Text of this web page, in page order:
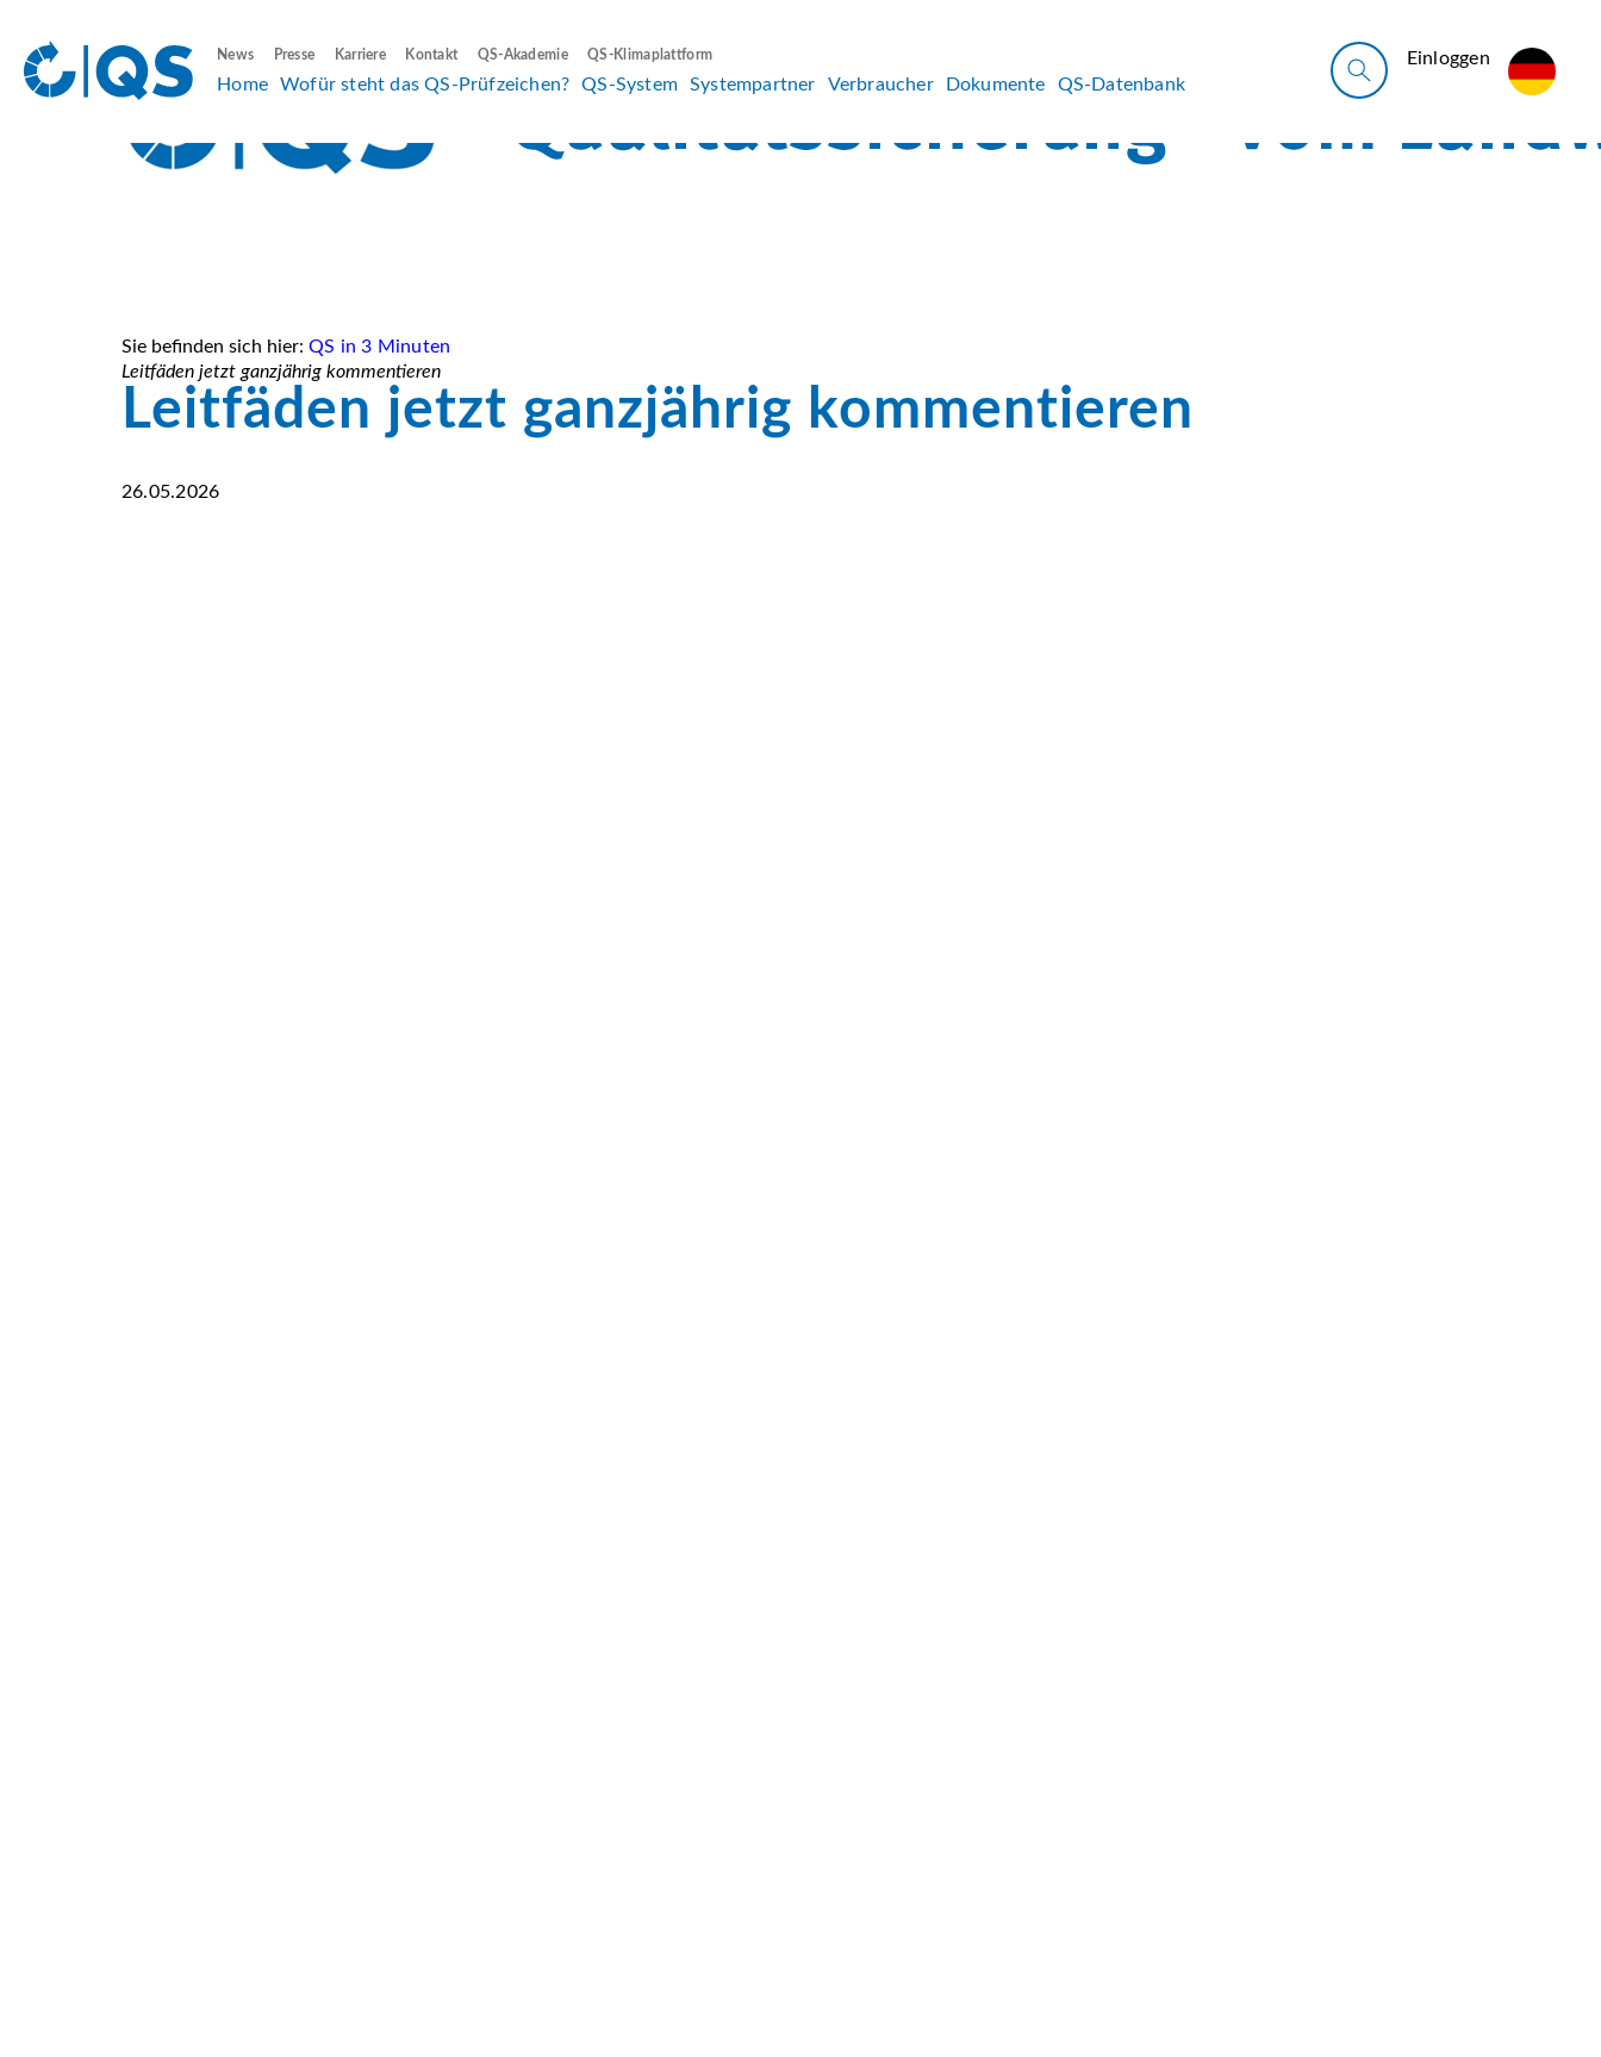
News Presse Karriere Kontakt QS-Akademie QS-Klimaplattform
Home Wofür steht das QS-Prüfzeichen? QS-System Systempartner Verbraucher Dokumente QS-Datenbank
Ein­log­gen
Sie befinden sich hier: QS in 3 Minuten
Leitfäden jetzt ganzjährig kommentieren
Leitfäden jetzt ganzjährig kommentieren
26.05.2026